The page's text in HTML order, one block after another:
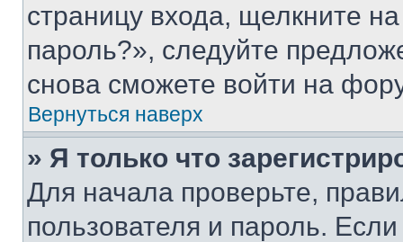
страницу входа, щелкните
пароль?», следуйте
снова сможете войти на
Вернуться наверх
» Я только что
Для начала проверьте,
пользователя и пароль.